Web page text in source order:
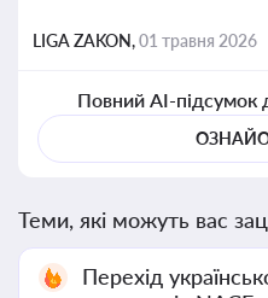
LIGA ZAKON,01 травня 2026
Повний AI-підсумок
Теми, які можуть вас
Перехід